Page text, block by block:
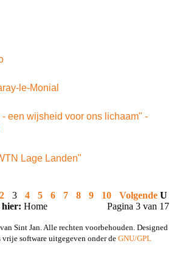
le-Monial
een wijsheid voor ons lichaam" -
Lage Landen"
2 3 4 5 6 7 8 9 10
Volgende
Pagina 3 van 17
U
hier: Home
Sint Jan. Alle rechten voorbehouden. Designed
vrije software uitgegeven onder de GNU/GPL